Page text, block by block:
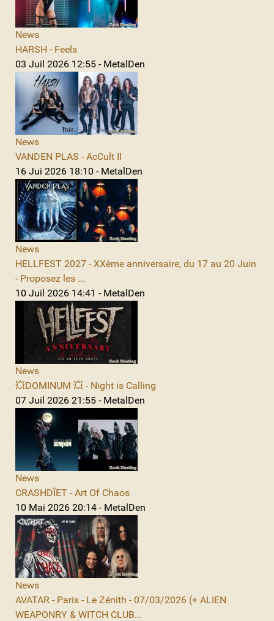
News
HARSH - Feels
03 Juil 2026 12:55 - MetalDen
News
VANDEN PLAS - AcCult II
16 Jui 2026 18:10 - MetalDen
News
HELLFEST 2027 - XXème anniversaire, du 17 au 20 Juin
- Proposez les ...
10 Juil 2026 14:41 - MetalDen
News
💥DOMINUM 💥 - Night is Calling
07 Juil 2026 21:55 - MetalDen
News
CRASHDÏET - Art Of Chaos
10 Mai 2026 20:14 - MetalDen
News
AVATAR - Paris - Le Zénith - 07/03/2026 (+ ALIEN
WEAPONRY & WITCH CLUB...